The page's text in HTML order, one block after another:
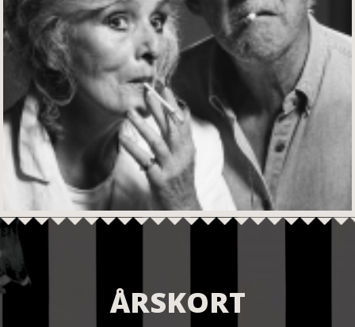
ÅRSKORT